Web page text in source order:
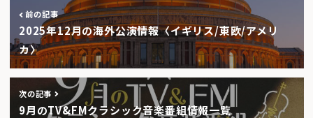
前の記事
2025年12月の海外公演情報〈イギリス/東欧/アメリ
カ〉
次の記事
9月のTV&FMクラシック音楽番組情報一覧